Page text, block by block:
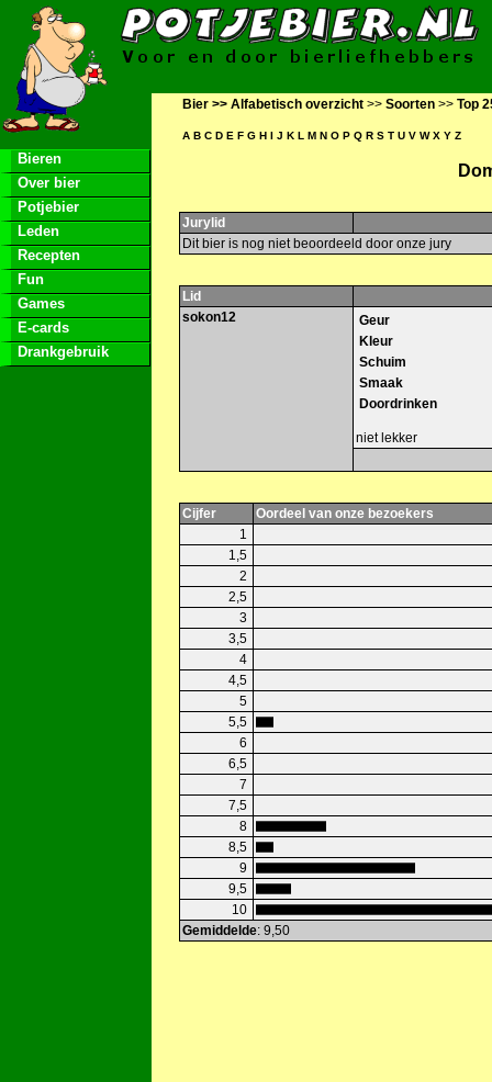
Bieren
Over bier
Potjebier
Leden
Recepten
Fun
Games
E-cards
Drankgebruik
Bier >> Alfabetisch overzicht >> Soorten >> Top
A B C D E F G H I J K L M N O P Q R S T U V W X Y Z
Jurylid
Dit bier is nog niet beoordeeld door onze jury
Lid
sokon12
Geur
Kleur
Schuim
Smaak
Doordrinken
niet lekker
Cijfer
Oordeel van onze bezoekers
1
1,5
2
2,5
3
3,5
4
4,5
5
5,5
6
6,5
7
7,5
8
8,5
9
9,5
10
Gemiddelde: 9,50